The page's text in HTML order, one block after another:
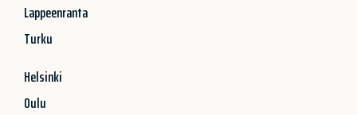
Lappeenranta
Turku
Helsinki
Oulu